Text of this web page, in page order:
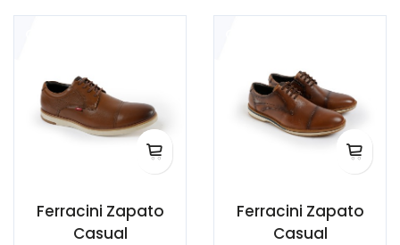
Ferracini Zapato
Casual
Ferracini Zapato
Casual